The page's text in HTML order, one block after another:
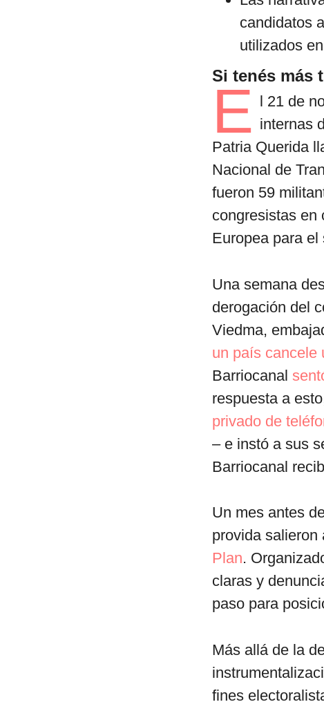
candidatos
utilizados
Si tenés más
E l 21 de
internas
Patria Querida
Nacional de
fueron 59
congresistas en
Europea para
Una semana
derogación del
Viedma,
un país cancele
Barriocanal
respuesta a
privado de
– e instó a sus
Barriocanal
Un mes antes
provida
Plan.
claras y
paso para
Más allá de la
fines